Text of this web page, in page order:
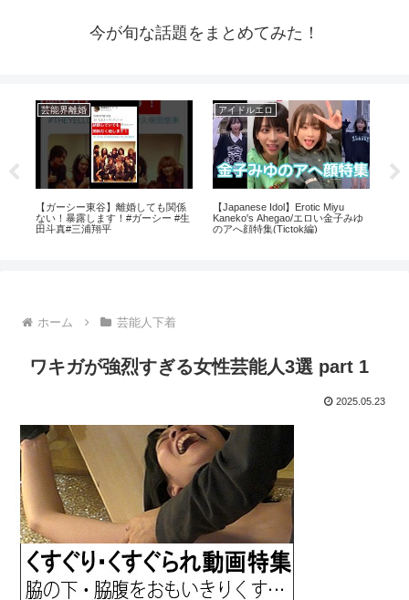
今が旬な話題をまとめてみた！
芸能界離婚
【ガーシー東谷】離婚しても関係
ない！暴露します！#ガーシー #生
田斗真#三浦翔平
アイドルエロ
【Japanese Idol】Erotic Miyu
Kaneko's Ahegao/エロい金子みゆ
のアへ顔特集(Tictok編)
ホーム 芸能人下着
ワキガが強烈すぎる女性芸能人3選 part 1
2025.05.23